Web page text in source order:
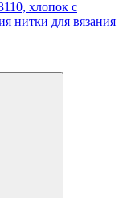
хлопок с
нитки для вязания